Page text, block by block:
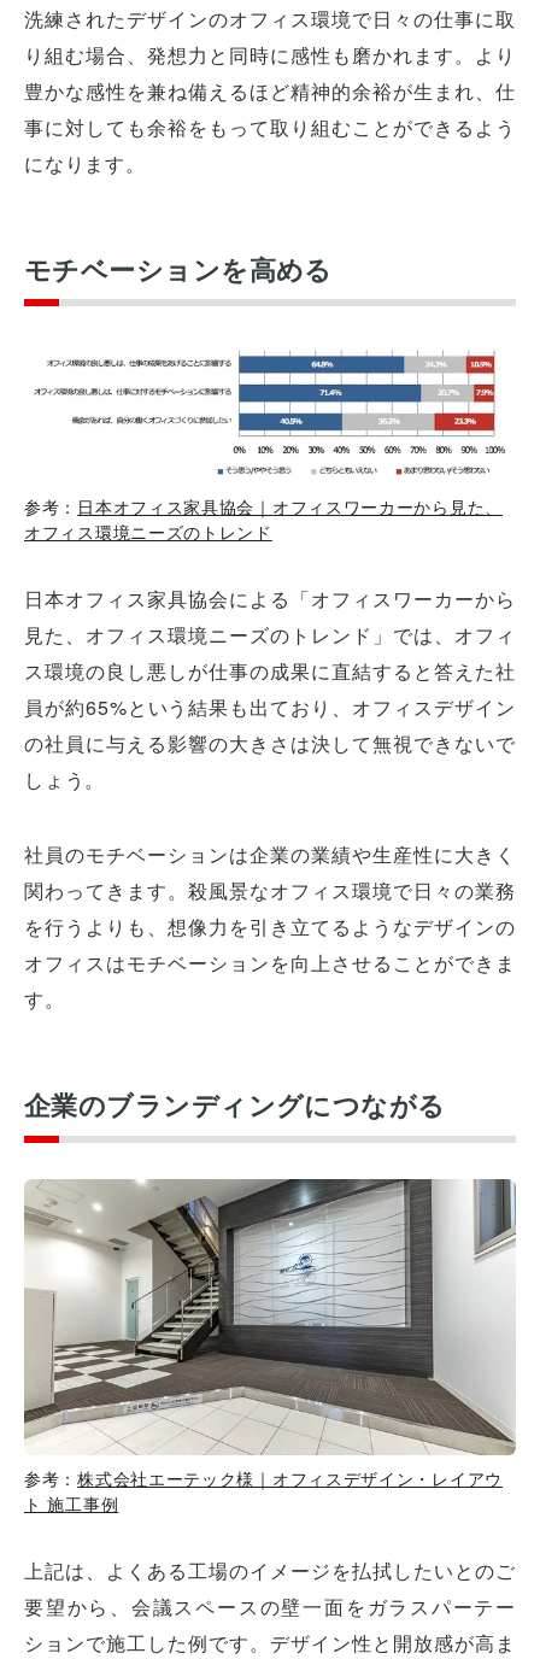
洗練されたデザインのオフィス環境で日々の仕事に取
り組む場合、発想力と同時に感性も磨かれます。より
豊かな感性を兼ね備えるほど精神的余裕が生まれ、仕
事に対しても余裕をもって取り組むことができるよう
になります。
モチベーションを高める
参考： 日本オフィス家具協会｜オフィスワーカーから見た、
オフィス環境ニーズのトレンド
日本オフィス家具協会による「オフィスワーカーから
見た、オフィス環境ニーズのトレンド」では、オフィ
ス環境の良し悪しが仕事の成果に直結すると答えた社
員が約65%という結果も出ており、オフィスデザイン
の社員に与える影響の大きさは決して無視できないで
しょう。
社員のモチベーションは企業の業績や生産性に大きく
関わってきます。殺風景なオフィス環境で日々の業務
を行うよりも、想像力を引き立てるようなデザインの
オフィスはモチベーションを向上させることができま
す。
企業のブランディングにつながる
参考：株式会社エーテック様｜オフィスデザイン・レイアウ
ト 施工事例
上記は、よくある工場のイメージを払拭したいとのご
要望から、会議スペースの壁一面をガラスパーテー
ションで施工した例です。デザイン性と開放感が高ま